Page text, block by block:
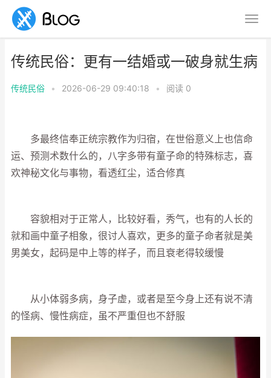
传统民俗：更有一结婚或一破身就生病
传统民俗 • 2026-06-29 09:40:18 • 阅读 0
多最终信奉正统宗教作为归宿，在世俗意义上也信命
运、预测术数什么的，八字多带有童子命的特殊标志，喜
欢神秘文化与事物，看透红尘，适合修真
容貌相对于正常人，比较好看，秀气，也有的人长的
就和画中童子相象，很讨人喜欢，更多的童子命者就是美
男美女，起码是中上等的样子，而且衰老得较缓慢
从小体弱多病，身子虚，或者是至今身上还有说不清
的怪病、慢性病症，虽不严重但也不舒服